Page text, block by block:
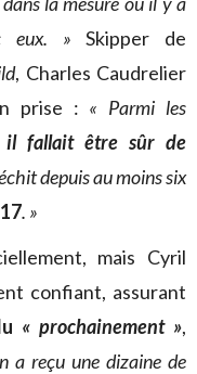
eux. » Skipper de
, Charles Caudrelier
prise : « Parmi les
il fallait être sûr de
depuis au moins six
. »
mais Cyril
confiant, assurant
« prochainement »,
a reçu une dizaine de